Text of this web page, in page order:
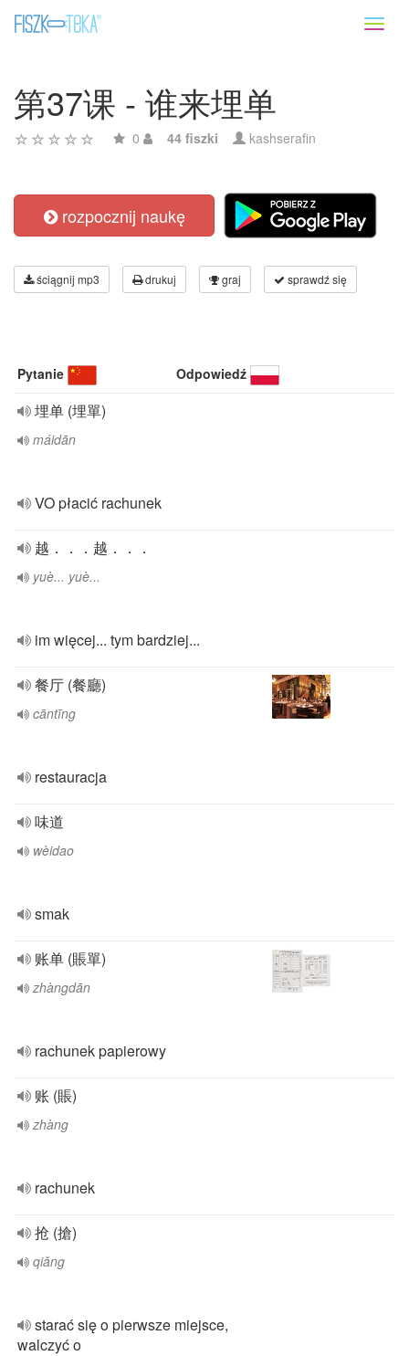
第37课 - 谁来埋单
0 44 fiszki kashserafin
rozpocznij naukę
ściągnij mp3 drukuj graj sprawdź się
Pytanie Odpowiedź
埋单 (埋單)
máidān
VO płacić rachunek
越．．．越．．．
yuè... yuè...
im więcej... tym bardziej...
餐厅 (餐廳)
cāntīng
restauracja
味道
wèidao
smak
账单 (賬單)
zhàngdān
rachunek papierowy
账 (賬)
zhàng
rachunek
抢 (搶)
qiǎng
starać się o pierwsze miejsce,
walczyć o